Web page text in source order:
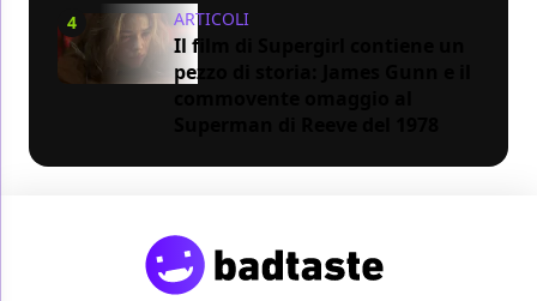
4 ARTICOLI
Il film di Supergirl contiene un
pezzo di storia: James Gunn e il